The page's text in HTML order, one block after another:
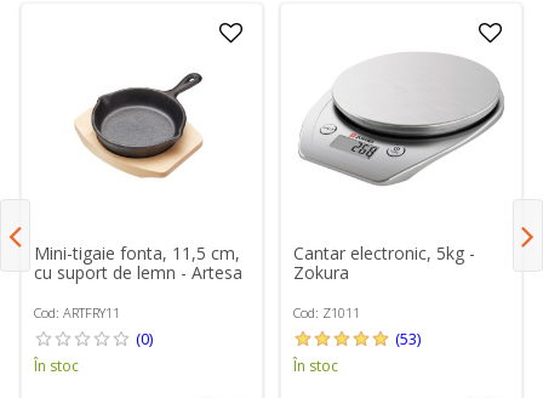
Mini-tigaie fonta, 11,5 cm,
cu suport de lemn - Artesa
Cod: ARTFRY11
(0)
În stoc
Cantar electronic, 5kg -
Zokura
Cod: Z1011
(53)
În stoc